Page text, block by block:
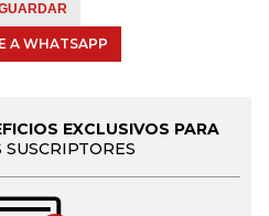
A WHATSAPP
EXCLUSIVOS PARA
SUSCRIPTORES